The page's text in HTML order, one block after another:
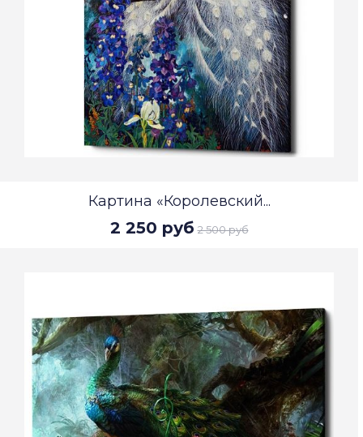
Картина «Королевский...
2 250 руб 2 500 руб